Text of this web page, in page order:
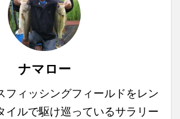
ナマロー
フィッシングフィールドをレン
イルで駆け巡っているサラリー